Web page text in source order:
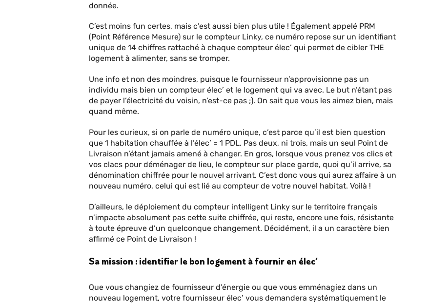
donnée.
C’est moins fun certes, mais c’est aussi bien plus utile ! Également appelé PRM
(Point Référence Mesure) sur le compteur Linky, ce numéro repose sur un identifiant
unique de 14 chiffres rattaché à chaque compteur élec’ qui permet de cibler THE
logement à alimenter, sans se tromper.
Une info et non des moindres, puisque le fournisseur n’approvisionne pas un
individu mais bien un compteur élec’ et le logement qui va avec. Le but n’étant pas
de payer l’électricité du voisin, n’est-ce pas ;). On sait que vous les aimez bien, mais
quand même.
Pour les curieux, si on parle de numéro unique, c’est parce qu’il est bien question
que 1 habitation chauffée à l’élec’ = 1 PDL. Pas deux, ni trois, mais un seul Point de
Livraison n’étant jamais amené à changer. En gros, lorsque vous prenez vos clics et
vos clacs pour déménager de lieu, le compteur sur place garde, quoi qu’il arrive, sa
dénomination chiffrée pour le nouvel arrivant. C’est donc vous qui aurez affaire à un
nouveau numéro, celui qui est lié au compteur de votre nouvel habitat. Voilà !
D’ailleurs, le déploiement du compteur intelligent Linky sur le territoire français
n’impacte absolument pas cette suite chiffrée, qui reste, encore une fois, résistante
à toute épreuve d’un quelconque changement. Décidément, il a un caractère bien
affirmé ce Point de Livraison !
Sa mission : identifier le bon logement à fournir en élec’
Que vous changiez de fournisseur d’énergie ou que vous emménagiez dans un
nouveau logement, votre fournisseur élec’ vous demandera systématiquement le